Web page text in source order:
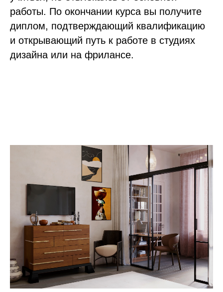
работы. По окончании курса вы получите
диплом, подтверждающий квалификацию
и открывающий путь к работе в студиях
дизайна или на фрилансе.